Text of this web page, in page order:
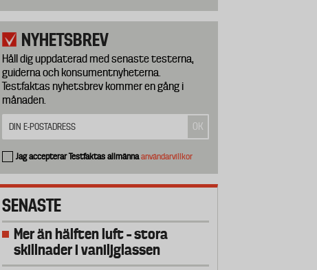
NYHETSBREV
Håll dig uppdaterad med senaste testerna,
guiderna och konsumentnyheterna.
Testfaktas nyhetsbrev kommer en gång i
månaden.
Jag accepterar Testfaktas allmännaanvändarvillkor
SENASTE
Mer än hälften luft – stora
skillnader i vaniljglassen